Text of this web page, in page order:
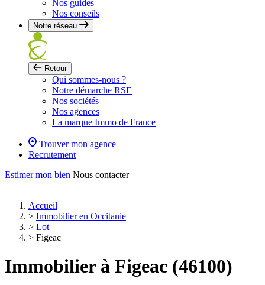
Nos guides
Nos conseils
Notre réseau
Retour
Qui sommes-nous ?
Notre démarche RSE
Nos sociétés
Nos agences
La marque Immo de France
Trouver mon agence
Recrutement
Estimer mon bien Nous contacter
Accueil
> Immobilier en Occitanie
> Lot
> Figeac
Immobilier à Figeac (46100)